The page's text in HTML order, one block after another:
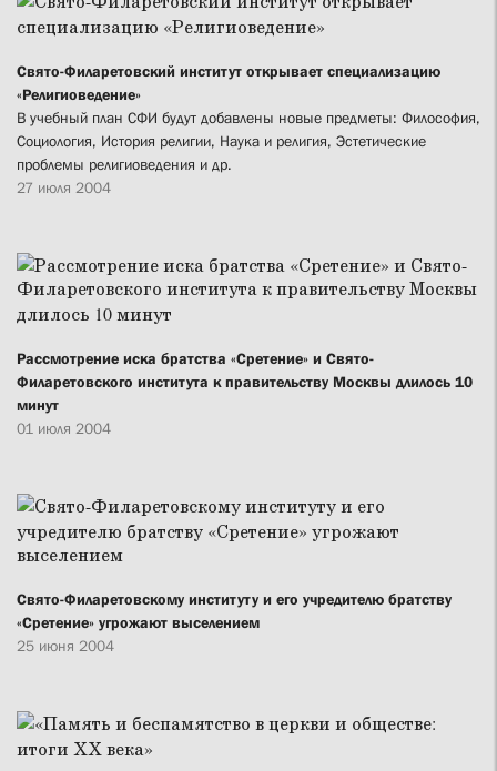
Свято-Филаретовский институт открывает специализацию
«Религиоведение»
В учебный план СФИ будут добавлены новые предметы: Философия,
Социология, История религии, Наука и религия, Эстетические
проблемы религиоведения и др.
27 июля 2004
Рассмотрение иска братства «Сретение» и Свято-
Филаретовского института к правительству Москвы длилось 10
минут
01 июля 2004
Свято-Филаретовскому институту и его учредителю братству
«Сретение» угрожают выселением
25 июня 2004